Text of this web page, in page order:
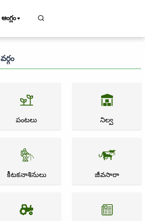
ఆంగ్లం
వర్గం
పంటలు నిల్వ
కీటకనాశినులు జీవసారా